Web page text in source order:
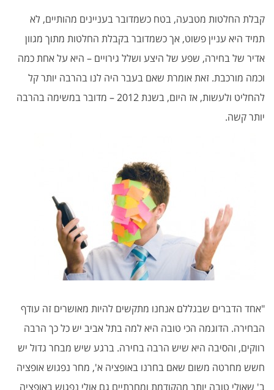
קבלת החלטות מטבעה, בטח כשמדובר בעניינים מהותיים, לא
תמיד היא עניין פשוט, אך כשמדובר בקבלת החלטות מתוך מגוון
אדיר של בחירה, שפע של היצע ושלל גירויים – היא על אחת כמה
וכמה מורכבת. זאת אומרת שאם בעבר היה לנו בהרבה יותר קל
להחליט ולעשות, אז היום, בשנת 2012 – מדובר במשימה בהרבה
יותר קשה.
"אחד הדברים שבגללם אנחנו מתקשים להיות מאושרים זה עודף
הבחירה. הדוגמה הכי טובה היא למה בתל אביב יש כל כך הרבה
רווקים, והסיבה היא שיש הרבה בחירה. ברגע שיש מבחר גדול יש
חשש מחרטה משום שאם בחרנו באופציה א', מחר נפגוש אופציה
ב' שאולי טובה יותר מהקודמת ומחרתיים גם אולי נפגוש באופציה